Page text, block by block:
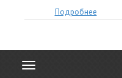
Подробнее
Toggle